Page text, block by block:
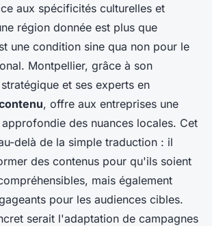
aux spécificités culturelles et
région donnée est plus que
une condition sine qua non pour le
Montpellier, grâce à son
et ses experts en
, offre aux entreprises une
des nuances locales. Cet
delà de la simple traduction : il
des contenus pour qu'ils soient
mais également
pour les audiences cibles.
serait l'adaptation de campagnes